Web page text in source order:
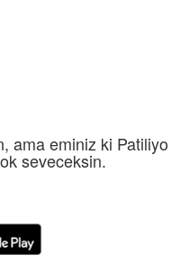
ama eminiz ki Patiliyo
seveceksin.